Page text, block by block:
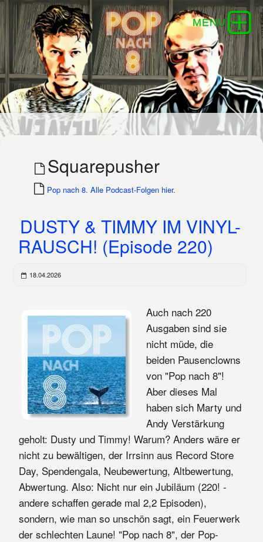
Squarepusher
Pop nach 8. Alle Podcast-Folgen hier.
DUSTY & TIMMY IM VINYL-
RAUSCH! (Episode 220)
18.04.2026
Auch nach 220
Ausgaben sind sie
nicht müde, die
beiden Pausenclowns
von "Pop nach 8"!
Aber dieses Mal
haben sich Marty und
Andy Verstärkung
geholt: Dusty und Timmy! Warum? Anders wäre er
nicht zu bewältigen, der Irrsinn aus Record Store
Day, Spendengala, Neubewertung, Altbewertung,
Abwertung. Also: Nicht nur ein Jubiläum (220! -
andere schaffen gerade mal 2,2 Episoden),
sondern, wie man so unschön sagt, ein Feuerwerk
der schlechten Laune! "Pop nach 8", der Pop-